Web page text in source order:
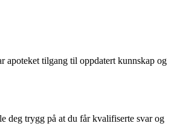
apoteket tilgang til oppdatert kunnskap og
deg trygg på at du får kvalifiserte svar og